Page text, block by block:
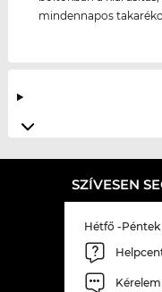
mindennapos
SZÍVESEN
Hétfő -